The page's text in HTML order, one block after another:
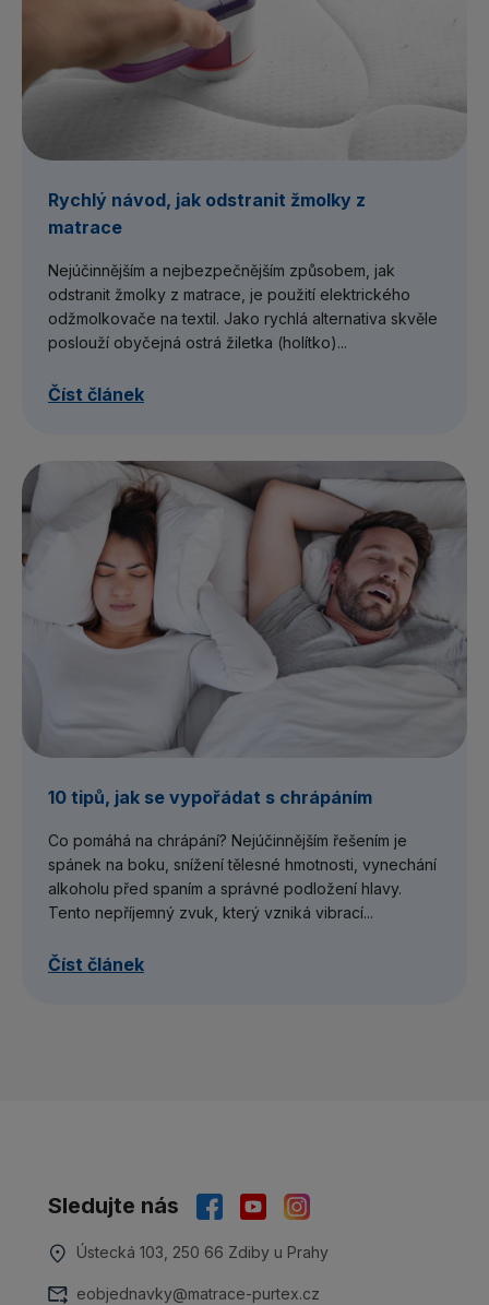
Rychlý návod, jak odstranit žmolky z
matrace
Nejúčinnějším a nejbezpečnějším způsobem, jak
odstranit žmolky z matrace, je použití elektrického
odžmolkovače na textil. Jako rychlá alternativa skvěle
poslouží obyčejná ostrá žiletka (holítko)...
Číst článek
10 tipů, jak se vypořádat s chrápáním
Co pomáhá na chrápání? Nejúčinnějším řešením je
spánek na boku, snížení tělesné hmotnosti, vynechání
alkoholu před spaním a správné podložení hlavy.
Tento nepříjemný zvuk, který vzniká vibrací...
Číst článek
Sledujte nás
Ústecká 103, 250 66 Zdiby u Prahy
eobjednavky@matrace-purtex.cz